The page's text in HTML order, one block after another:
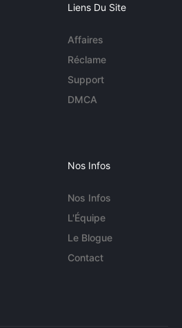
Liens Du Site
Affaires
Réclame
Support
DMCA
Nos Infos
Nos Infos
L'Équipe
Le Blogue
Contact